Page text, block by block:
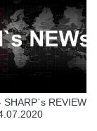
SHARP`s REVIEW